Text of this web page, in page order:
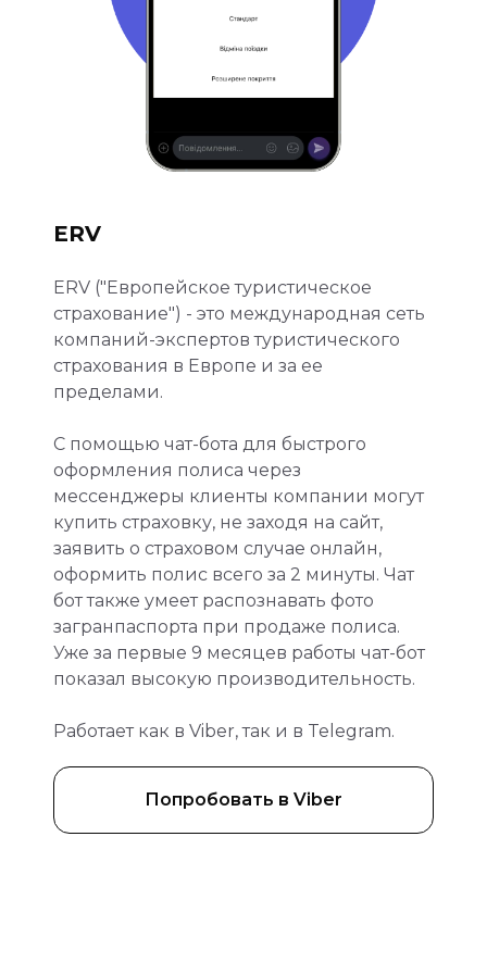
ERV
ERV ("Европейское туристическое
страхование") - это международная сеть
компаний-экспертов туристического
страхования в Европе и за ее
пределами.
С помощью чат-бота для быстрого
оформления полиса через
мессенджеры клиенты компании могут
купить страховку, не заходя на сайт,
заявить о страховом случае онлайн,
оформить полис всего за 2 минуты. Чат
бот также умеет распознавать фото
загранпаспорта при продаже полиса.
Уже за первые 9 месяцев работы чат-бот
показал высокую производительность.
Работает как в Viber, так и в Telegram.
Попробовать в Viber